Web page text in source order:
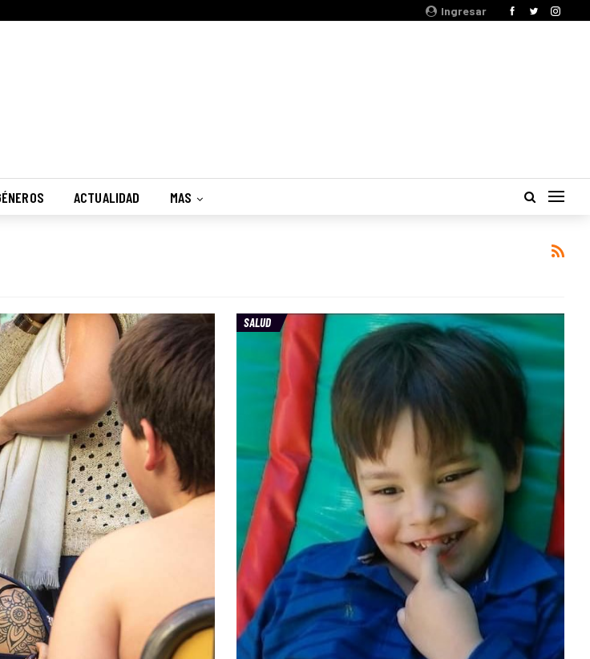
Ingresar
ACTUALIDAD MAS
SALUD